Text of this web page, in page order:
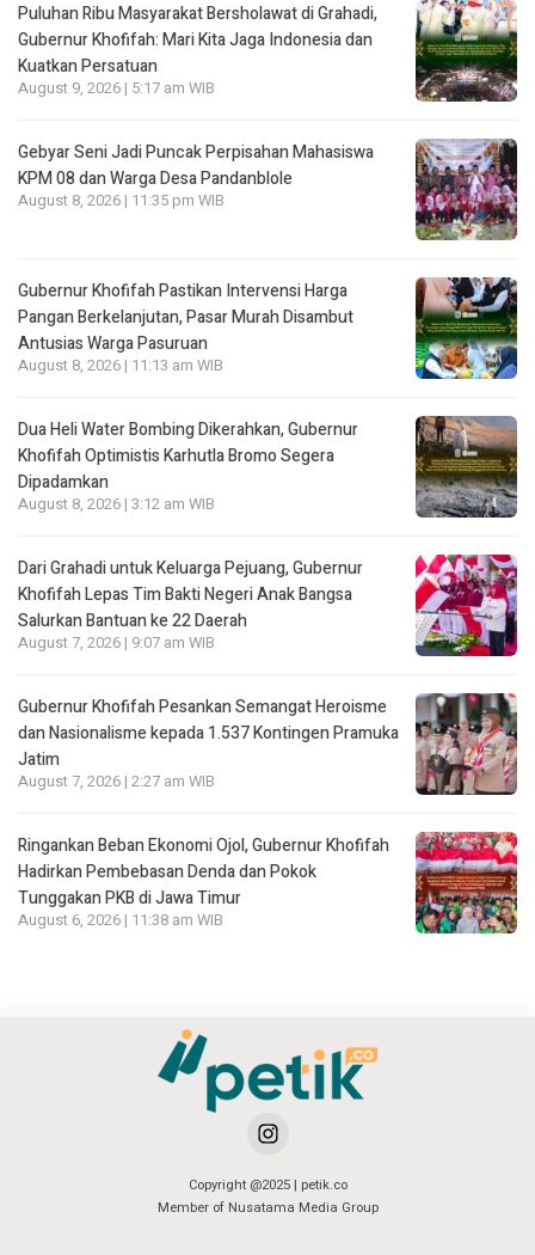
Puluhan Ribu Masyarakat Bersholawat di Grahadi,
Gubernur Khofifah: Mari Kita Jaga Indonesia dan
Kuatkan Persatuan
August 9, 2026 | 5:17 am WIB
Gebyar Seni Jadi Puncak Perpisahan Mahasiswa
KPM 08 dan Warga Desa Pandanblole
August 8, 2026 | 11:35 pm WIB
Gubernur Khofifah Pastikan Intervensi Harga
Pangan Berkelanjutan, Pasar Murah Disambut
Antusias Warga Pasuruan
August 8, 2026 | 11:13 am WIB
Dua Heli Water Bombing Dikerahkan, Gubernur
Khofifah Optimistis Karhutla Bromo Segera
Dipadamkan
August 8, 2026 | 3:12 am WIB
Dari Grahadi untuk Keluarga Pejuang, Gubernur
Khofifah Lepas Tim Bakti Negeri Anak Bangsa
Salurkan Bantuan ke 22 Daerah
August 7, 2026 | 9:07 am WIB
Gubernur Khofifah Pesankan Semangat Heroisme
dan Nasionalisme kepada 1.537 Kontingen Pramuka
Jatim
August 7, 2026 | 2:27 am WIB
Ringankan Beban Ekonomi Ojol, Gubernur Khofifah
Hadirkan Pembebasan Denda dan Pokok
Tunggakan PKB di Jawa Timur
August 6, 2026 | 11:38 am WIB
Copyright @2025 | petik.co
Member of Nusatama Media Group